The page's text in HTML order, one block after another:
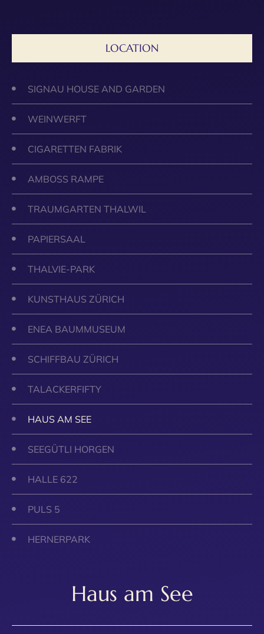
LOCATION
SIGNAU HOUSE AND GARDEN
WEINWERFT
CIGARETTEN FABRIK
AMBOSS RAMPE
TRAUMGARTEN THALWIL
PAPIERSAAL
THALVIE-PARK
KUNSTHAUS ZÜRICH
ENEA BAUMMUSEUM
SCHIFFBAU ZÜRICH
TALACKERFIFTY
HAUS AM SEE
SEEGÜTLI HORGEN
HALLE 622
PULS 5
HERNERPARK
Haus am See